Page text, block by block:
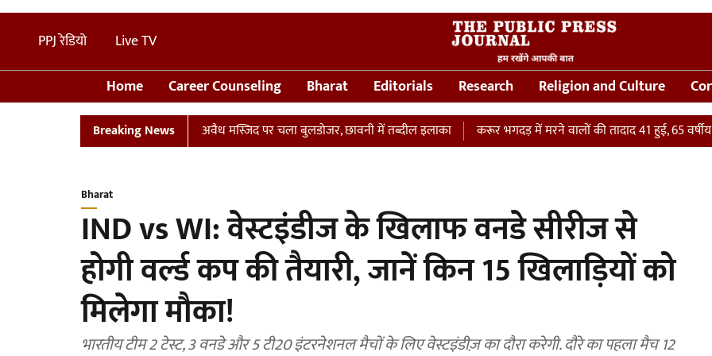
PPJ रेडियो Live TV
Home Career Counseling Bharat Editorials Research Religion and Culture
Breaking News
UP: संभल में तालाब पर बनी अवैध मस्जिद पर चला बुलडोजर, छावनी में तब्दील इलाका करूर भगदड़ में मरने वालों की तादाद 41 हुई, 65 वर्षीय महिला
Bharat
IND vs WI: वेस्टइंडीज के खिलाफ वनडे सीरीज से
होगी वर्ल्ड कप की तैयारी, जानें किन 15 खिलाड़ियों को
मिलेगा मौका!
भारतीय टीम 2 टेस्ट, 3 वनडे और 5 टी20 इंटरनेशनल मैचों के लिए वेस्टइंडीज़ का दौरा करेगी. दौरे का पहला मैच 12